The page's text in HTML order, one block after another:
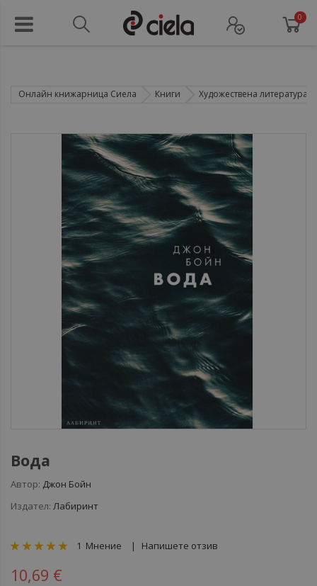
0
Онлайн книжарница Сиела Книги Художествена литература
Вода
Автор: Джон Бойн
Издател: Лабиринт
рейтинг:
1 Мнение Напишете отзив
10,69 €